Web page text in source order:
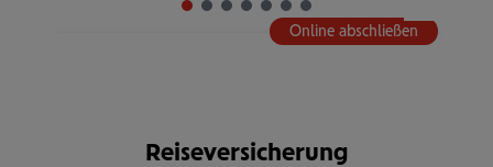
Online abschließen
Rei­se­ver­si­che­rung